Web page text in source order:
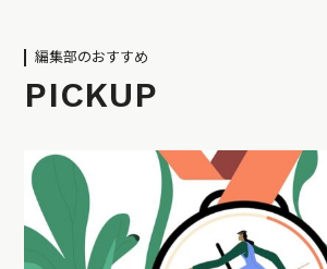
編集部のおすすめ
PICKUP